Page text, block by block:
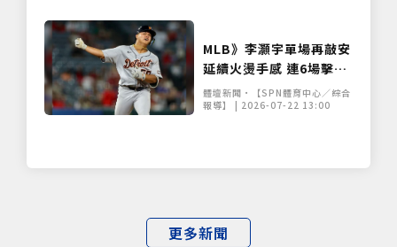
更多新聞
MLB》李灝宇單場再敲安
延續火燙手感 連6場擊出
安打
體壇新聞•【SPN體育中心／綜合
報導】 | 2026-07-22 13:00
Cookies